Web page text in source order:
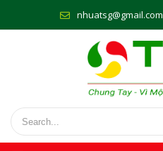
nhuatsg@gmail.com